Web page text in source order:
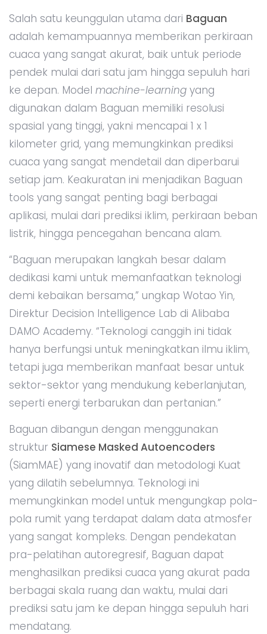
Salah satu keunggulan utama dari Baguan
adalah kemampuannya memberikan perkiraan
cuaca yang sangat akurat, baik untuk periode
pendek mulai dari satu jam hingga sepuluh hari
ke depan. Model machine-learning yang
digunakan dalam Baguan memiliki resolusi
spasial yang tinggi, yakni mencapai 1 x 1
kilometer grid, yang memungkinkan prediksi
cuaca yang sangat mendetail dan diperbarui
setiap jam. Keakuratan ini menjadikan Baguan
tools yang sangat penting bagi berbagai
aplikasi, mulai dari prediksi iklim, perkiraan beban
listrik, hingga pencegahan bencana alam.
“Baguan merupakan langkah besar dalam
dedikasi kami untuk memanfaatkan teknologi
demi kebaikan bersama,” ungkap Wotao Yin,
Direktur Decision Intelligence Lab di Alibaba
DAMO Academy. “Teknologi canggih ini tidak
hanya berfungsi untuk meningkatkan ilmu iklim,
tetapi juga memberikan manfaat besar untuk
sektor-sektor yang mendukung keberlanjutan,
seperti energi terbarukan dan pertanian.”
Baguan dibangun dengan menggunakan
struktur Siamese Masked Autoencoders
(SiamMAE) yang inovatif dan metodologi Kuat
yang dilatih sebelumnya. Teknologi ini
memungkinkan model untuk mengungkap pola-
pola rumit yang terdapat dalam data atmosfer
yang sangat kompleks. Dengan pendekatan
pra-pelatihan autoregresif, Baguan dapat
menghasilkan prediksi cuaca yang akurat pada
berbagai skala ruang dan waktu, mulai dari
prediksi satu jam ke depan hingga sepuluh hari
mendatang.